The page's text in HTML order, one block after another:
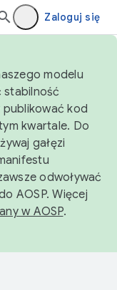
Zaloguj się
modelu
stabilność
kod
kwartale. Do
gałęzi
odwoływać
AOSP. Więcej
w AOSP.